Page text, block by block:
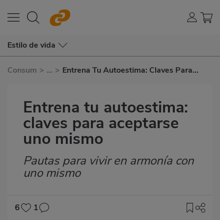
Estilo de vida
Consum > ... > Entrena Tu Autoestima: Claves Para
Entrena tu autoestima:
claves para aceptarse
uno mismo
Subtítulo
Pautas para vivir en armonía con
uno mismo
6
1